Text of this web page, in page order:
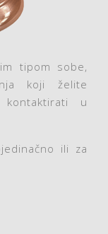
tipom sobe,
koji želite
u
ili za